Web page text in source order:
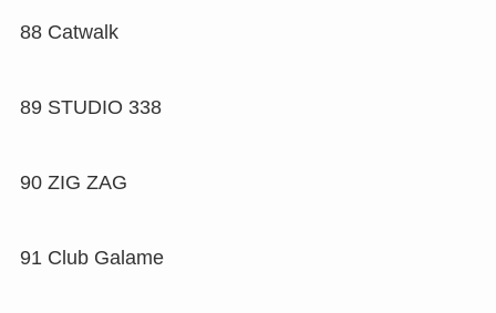
88 Catwalk
89 STUDIO 338
90 ZIG ZAG
91 Club Galame